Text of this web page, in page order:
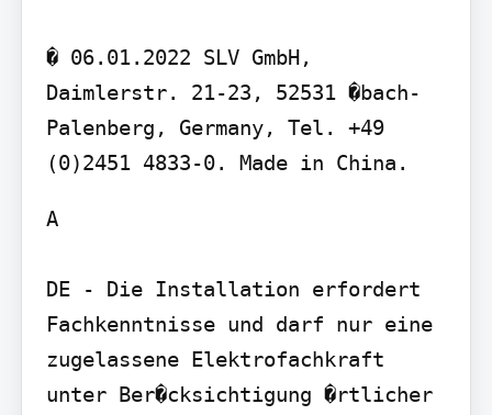
� 06.01.2022 SLV GmbH,
Daimlerstr. 21-23, 52531 �bach-
Palenberg, Germany, Tel. +49
A
DE - Die Installation erfordert
Fachkenntnisse und darf nur eine
zugelassene Elektrofachkraft
unter Ber�cksichtigung �rtlicher